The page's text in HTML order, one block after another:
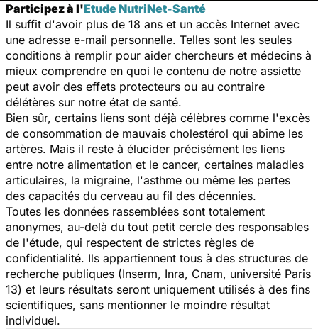
Participez à l'Etude NutriNet-Santé
Il suffit d'avoir plus de 18 ans et un accès Internet avec
une adresse e-mail personnelle. Telles sont les seules
conditions à remplir pour aider chercheurs et médecins à
mieux comprendre en quoi le contenu de notre assiette
peut avoir des effets protecteurs ou au contraire
délétères sur notre état de santé.
Bien sûr, certains liens sont déjà célèbres comme l'excès
de consommation de mauvais cholestérol qui abîme les
artères. Mais il reste à élucider précisément les liens
entre notre alimentation et le cancer, certaines maladies
articulaires, la migraine, l'asthme ou même les pertes
des capacités du cerveau au fil des décennies.
Toutes les données rassemblées sont totalement
anonymes, au-delà du tout petit cercle des responsables
de l'étude, qui respectent de strictes règles de
confidentialité. Ils appartiennent tous à des structures de
recherche publiques (Inserm, Inra, Cnam, université Paris
13) et leurs résultats seront uniquement utilisés à des fins
scientifiques, sans mentionner le moindre résultat
individuel.